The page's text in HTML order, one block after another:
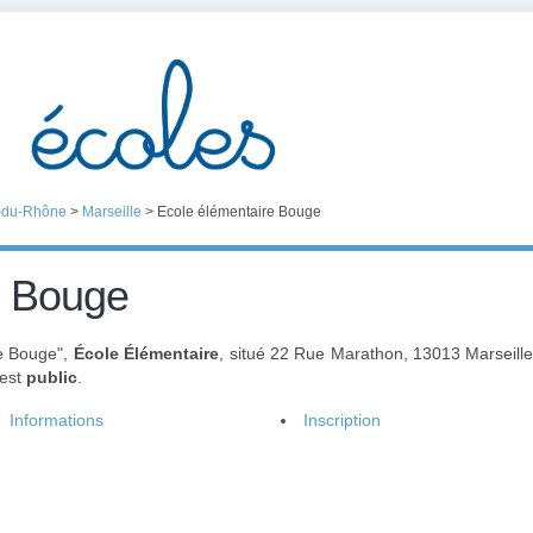
Rhône > Marseille > Ecole élémentaire Bouge
Bouge
Bouge", École Élémentaire , situé 22 Rue Marathon, 13013
public
Informations Inscription